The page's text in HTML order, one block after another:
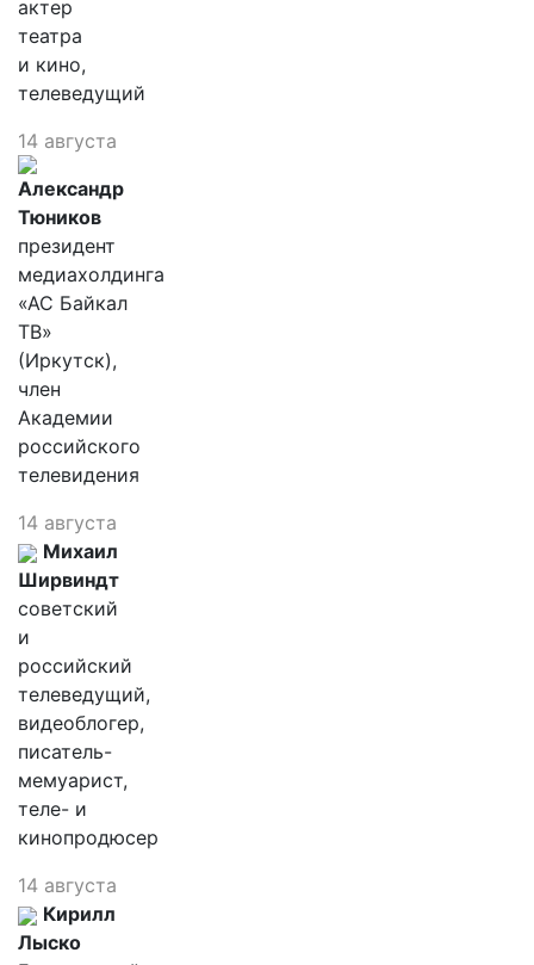
актер
театра
и кино,
телеведущий
14 августа
Александр
Тюников
президент
медиахолдинга
«АС Байкал
ТВ»
(Иркутск),
член
Академии
российского
телевидения
14 августа
Михаил
Ширвиндт
советский
и
российский
телеведущий,
видеоблогер,
писатель-
мемуарист,
теле- и
кинопродюсер
14 августа
Кирилл
Лыско